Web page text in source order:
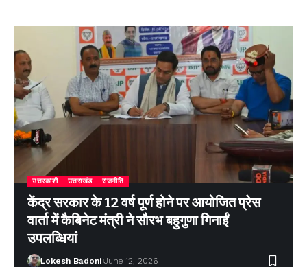
उत्तरकाशी उत्तराखंड राजनीति
केंद्र सरकार के 12 वर्ष पूर्ण होने पर आयोजित प्रेस
वार्ता में कैबिनेट मंत्री ने सौरभ बहुगुणा गिनाईं
उपलब्धियां
Lokesh Badoni June 12, 2026